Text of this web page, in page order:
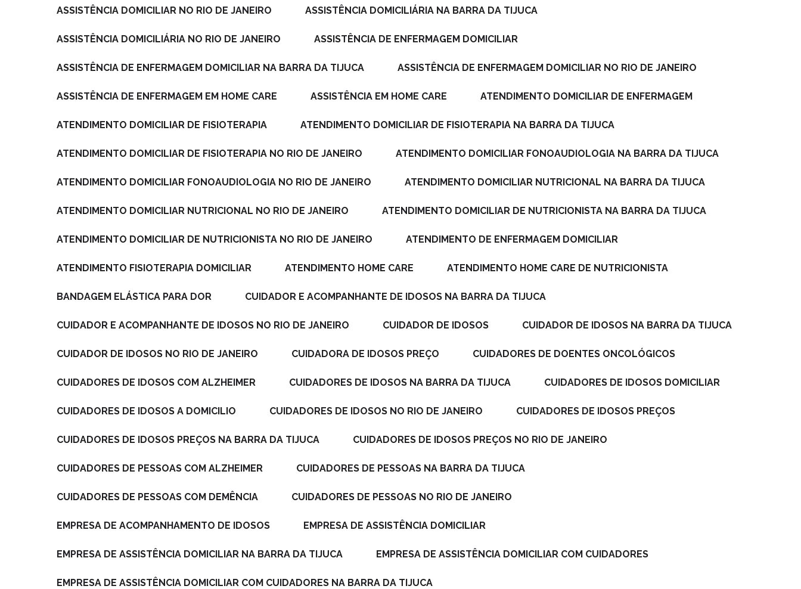
ASSISTÊNCIA DOMICILIAR NO RIO DE JANEIRO ASSISTÊNCIA DOMICILIÁRIA NA BARRA DA TIJUCA
ASSISTÊNCIA DOMICILIÁRIA NO RIO DE JANEIRO ASSISTÊNCIA DE ENFERMAGEM DOMICILIAR
ASSISTÊNCIA DE ENFERMAGEM DOMICILIAR NA BARRA DA TIJUCA ASSISTÊNCIA DE ENFERMAGEM DOMICILIAR NO RIO DE JANEIRO
ASSISTÊNCIA DE ENFERMAGEM EM HOME CARE ASSISTÊNCIA EM HOME CARE ATENDIMENTO DOMICILIAR DE ENFERMAGEM
ATENDIMENTO DOMICILIAR DE FISIOTERAPIA ATENDIMENTO DOMICILIAR DE FISIOTERAPIA NA BARRA DA TIJUCA
ATENDIMENTO DOMICILIAR DE FISIOTERAPIA NO RIO DE JANEIRO ATENDIMENTO DOMICILIAR FONOAUDIOLOGIA NA BARRA DA TIJUCA
ATENDIMENTO DOMICILIAR FONOAUDIOLOGIA NO RIO DE JANEIRO ATENDIMENTO DOMICILIAR NUTRICIONAL NA BARRA DA TIJUCA
ATENDIMENTO DOMICILIAR NUTRICIONAL NO RIO DE JANEIRO ATENDIMENTO DOMICILIAR DE NUTRICIONISTA NA BARRA DA TIJUCA
ATENDIMENTO DOMICILIAR DE NUTRICIONISTA NO RIO DE JANEIRO ATENDIMENTO DE ENFERMAGEM DOMICILIAR
ATENDIMENTO FISIOTERAPIA DOMICILIAR ATENDIMENTO HOME CARE ATENDIMENTO HOME CARE DE NUTRICIONISTA
BANDAGEM ELÁSTICA PARA DOR CUIDADOR E ACOMPANHANTE DE IDOSOS NA BARRA DA TIJUCA
CUIDADOR E ACOMPANHANTE DE IDOSOS NO RIO DE JANEIRO CUIDADOR DE IDOSOS CUIDADOR DE IDOSOS NA BARRA DA TIJUCA
CUIDADOR DE IDOSOS NO RIO DE JANEIRO CUIDADORA DE IDOSOS PREÇO CUIDADORES DE DOENTES ONCOLÓGICOS
CUIDADORES DE IDOSOS COM ALZHEIMER CUIDADORES DE IDOSOS NA BARRA DA TIJUCA CUIDADORES DE IDOSOS DOMICILIAR
CUIDADORES DE IDOSOS A DOMICILIO CUIDADORES DE IDOSOS NO RIO DE JANEIRO CUIDADORES DE IDOSOS PREÇOS
CUIDADORES DE IDOSOS PREÇOS NA BARRA DA TIJUCA CUIDADORES DE IDOSOS PREÇOS NO RIO DE JANEIRO
CUIDADORES DE PESSOAS COM ALZHEIMER CUIDADORES DE PESSOAS NA BARRA DA TIJUCA
CUIDADORES DE PESSOAS COM DEMÊNCIA CUIDADORES DE PESSOAS NO RIO DE JANEIRO
EMPRESA DE ACOMPANHAMENTO DE IDOSOS EMPRESA DE ASSISTÊNCIA DOMICILIAR
EMPRESA DE ASSISTÊNCIA DOMICILIAR NA BARRA DA TIJUCA EMPRESA DE ASSISTÊNCIA DOMICILIAR COM CUIDADORES
EMPRESA DE ASSISTÊNCIA DOMICILIAR COM CUIDADORES NA BARRA DA TIJUCA